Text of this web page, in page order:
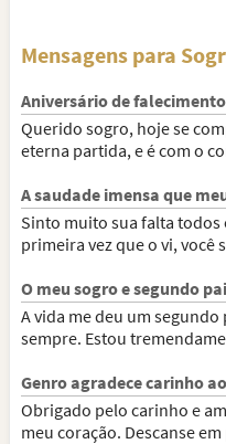
Mensagens para
Aniversário de
Querido sogro, hoje se
eterna partida, e é com o
A saudade imensa que
Sinto muito sua falta todos
primeira vez que o vi, você
O meu sogro e segundo
A vida me deu um
sempre. Estou
Genro agradece carinho
Obrigado pelo carinho e
meu coração. Descanse em